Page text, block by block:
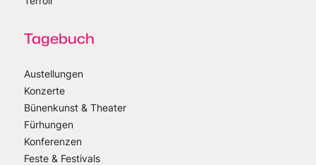
Tagebuch
Austellungen
Konzerte
Bünenkunst & Theater
Fürhungen
Konferenzen
Feste & Festivals